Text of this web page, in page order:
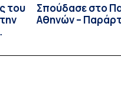
του
Σπούδασε στο
Αθηνών –